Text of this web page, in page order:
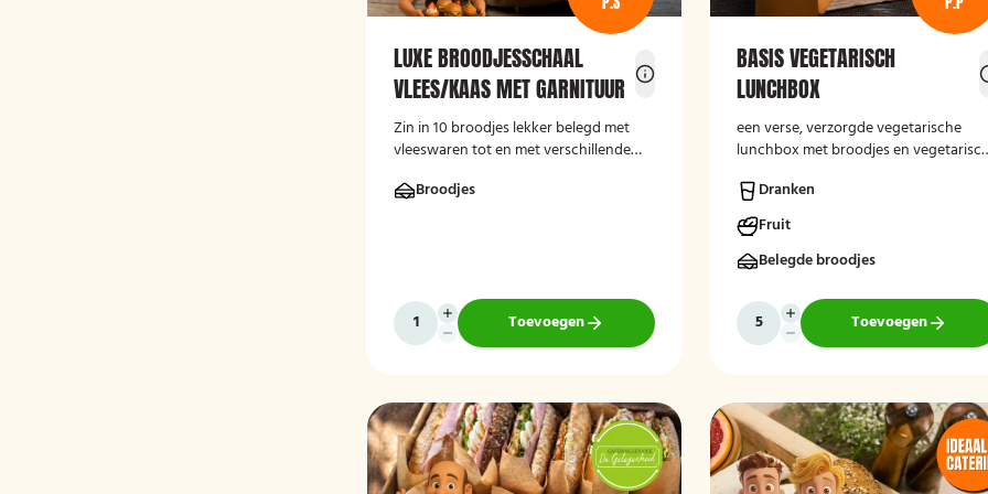
LUXE BROODJESSCHAAL
VLEES/KAAS MET GARNITUUR
Zin in 10 broodjes lekker belegd met
vleeswaren tot en met verschillende
luxe broodschaal 10 stuks!
Broodjes
Toevoegen
BASIS VEGETARISCH
LUNCHBOX
een verse, verzorgde vegetarische
lunchbox met broodjes en
particuliere gelegenheden.
Dranken
Fruit
Belegde broodjes
Toevoegen